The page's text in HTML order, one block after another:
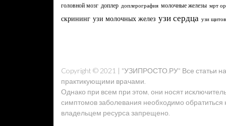
головной мозг доплер доплерография молочные железы мрт
скрининг узи молочных желез узи сердца узи
Copyright © 2021 | "УЗИПРОСТО.РУ" Все статьи
практикующими врачами.
Однако при всем при этом, они носят
симптомов заболевания необходимо обратиться
владельцем ресурса запрещено.